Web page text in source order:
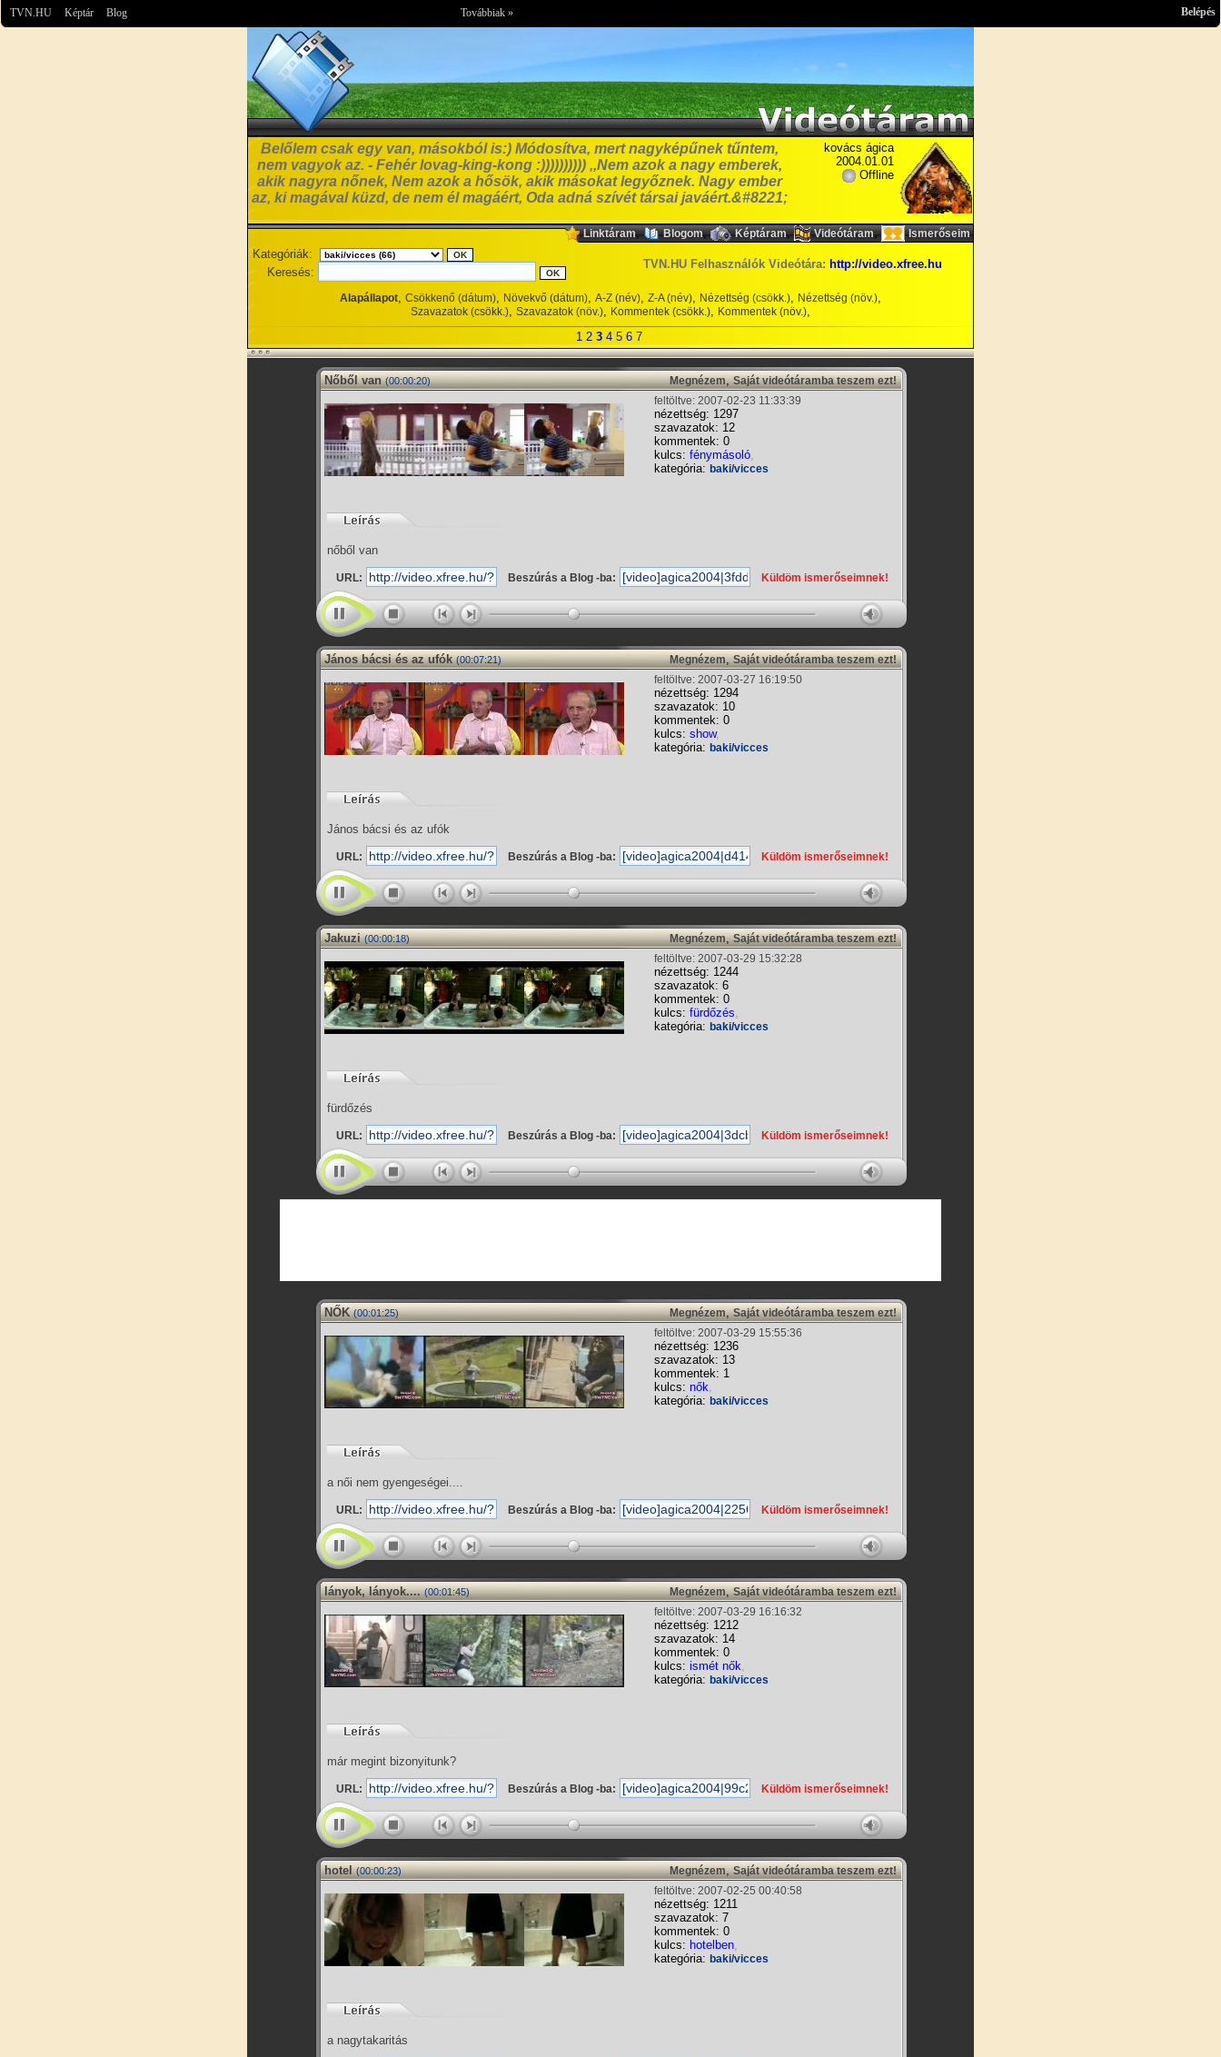
TVN.HU Képtár Blog Továbbiak » Belépés
Belőlem csak egy van, másokból is:) Módosítva, mert nagyképűnek tűntem,
nem vagyok az. - Fehér lovag-king-kong :)))))))))) ,,Nem azok a nagy emberek,
akik nagyra nőnek, Nem azok a hősök, akik másokat legyőznek. Nagy ember
az, ki magával küzd, de nem él magáért, Oda adná szívét társai javáért.&#8221;
kovács ágica
2004.01.01
Offline
Linktáram, Blogom, Képtáram, Videótáram, Ismerőseim
Kategóriák:
Keresés:
TVN.HU Felhasználók Videótára: http://video.xfree.hu
Alapállapot, Csökkenő (dátum), Növekvő (dátum), A-Z (név), Z-A (név), Nézettség (csökk.), Nézettség (növ.),
Szavazatok (csökk.), Szavazatok (növ.), Kommentek (csökk.), Kommentek (növ.),
1 2 3 4 5 6 7
Nőből van (00:00:20) Megnézem,Saját videótáramba teszem ezt!
feltöltve: 2007-02-23 11:33:39
nézettség: 1297
szavazatok: 12
kommentek: 0
kulcs: fénymásoló,
kategória: baki/vicces
nőből van
URL: Beszúrás a Blog -ba: Küldöm ismerőseimnek!
János bácsi és az ufók (00:07:21) Megnézem,Saját videótáramba teszem ezt!
feltöltve: 2007-03-27 16:19:50
nézettség: 1294
szavazatok: 10
kommentek: 0
kulcs: show,
kategória: baki/vicces
János bácsi és az ufók
URL: Beszúrás a Blog -ba: Küldöm ismerőseimnek!
Jakuzi (00:00:18) Megnézem,Saját videótáramba teszem ezt!
feltöltve: 2007-03-29 15:32:28
nézettség: 1244
szavazatok: 6
kommentek: 0
kulcs: fürdőzés,
kategória: baki/vicces
fürdőzés
URL: Beszúrás a Blog -ba: Küldöm ismerőseimnek!
NŐK (00:01:25) Megnézem,Saját videótáramba teszem ezt!
feltöltve: 2007-03-29 15:55:36
nézettség: 1236
szavazatok: 13
kommentek: 1
kulcs: nők,
kategória: baki/vicces
a női nem gyengeségei....
URL: Beszúrás a Blog -ba: Küldöm ismerőseimnek!
lányok, lányok.... (00:01:45) Megnézem,Saját videótáramba teszem ezt!
feltöltve: 2007-03-29 16:16:32
nézettség: 1212
szavazatok: 14
kommentek: 0
kulcs: ismét nők,
kategória: baki/vicces
már megint bizonyitunk?
URL: Beszúrás a Blog -ba: Küldöm ismerőseimnek!
hotel (00:00:23) Megnézem,Saját videótáramba teszem ezt!
feltöltve: 2007-02-25 00:40:58
nézettség: 1211
szavazatok: 7
kommentek: 0
kulcs: hotelben,
kategória: baki/vicces
a nagytakaritás